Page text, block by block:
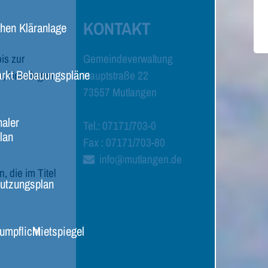
Kläranlage
Bebauungspläne
Mietspiegel
zur
Unterlagen
die im Titel
KONTAKT
Gemeindeverwaltung
Hauptstraße 22
73557 Mutlangen
Tel.: 07171/703-0
Fax : 07171/703-80
info@mutlangen.de